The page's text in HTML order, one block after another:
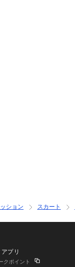
ション スカート
プリ
クポイント